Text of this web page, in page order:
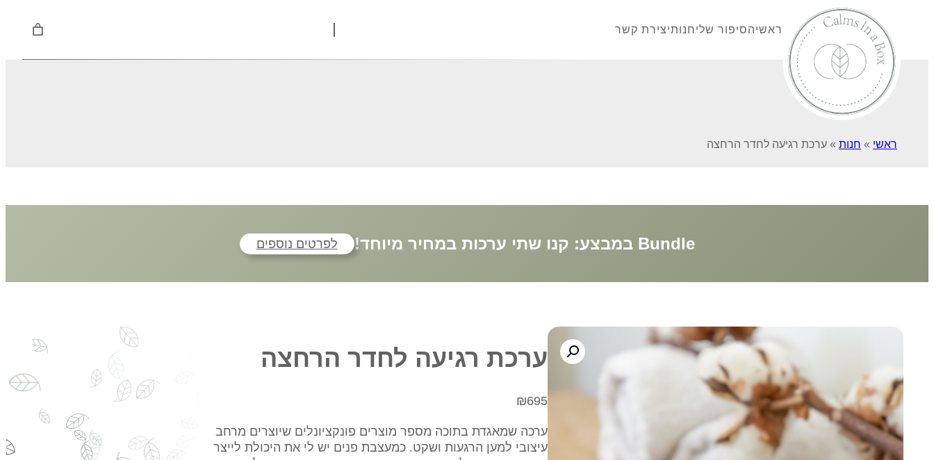
ראשיהסיפור שליחנותיצירת קשר
ראשי » חנות » ערכת רגיעה לחדר הרחצה
Bundle במבצע: קנו שתי ערכות במחיר מיוחד! לפרטים נוספים
ערכת רגיעה לחדר הרחצה
₪695
ערכה שמאגדת בתוכה מספר מוצרים פונקציונלים שיוצרים מרחב
עיצובי למען הרגעות ושקט. כמעצבת פנים יש לי את היכולת לייצר